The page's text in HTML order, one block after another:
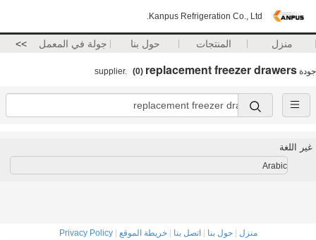
Kanpus Refrigeration Co., Ltd.
منزل المنتجات حول بنا جولة في المعمل >>
جودة replacement freezer drawers
(0)
غير اللغة
Arabic
منزل |حول بنا اتصل بنا |خريطة الموقع |
Privacy Policy